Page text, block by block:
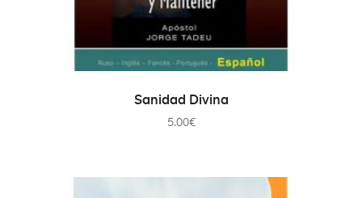
AÑADIR AL CARRITO
Sanidad Divina
5.00€